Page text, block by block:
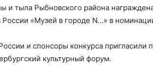
и тыла Рыбновского района
«Музей в городе N…» в
и спонсоры конкурса пригласили
культурный форум.